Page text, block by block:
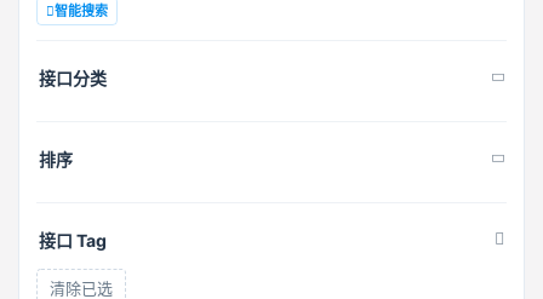
智能搜索
接口分类
排序
接口 Tag
清除已选